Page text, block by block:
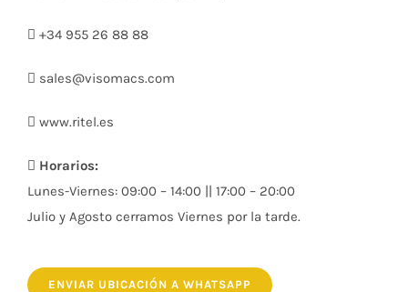
+34 955 26 88 88
sales@visomacs.com
www.ritel.es
Horarios:
Lunes-Viernes: 09:00 – 14:00 || 17:00 – 20:00
Julio y Agosto cerramos Viernes por la tarde.
ENVIAR UBICACIÓN A WHATSAPP